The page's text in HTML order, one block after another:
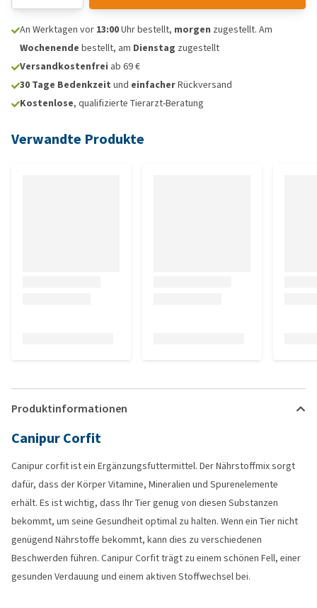
An Werktagen vor 13:00Uhr bestellt, morgen zugestellt. Am
Wochenende bestellt, am Dienstag zugestellt
Versandkostenfrei ab 69 €
30 Tage Bedenkzeit und einfacherRückversand
Kostenlose, qualifizierte Tierarzt-Beratung
Verwandte Produkte
Produktinformationen
Canipur Corfit
Canipur corfit ist ein Ergänzungsfuttermittel. Der Nährstoffmix sorgt
dafür, dass der Körper Vitamine, Mineralien und Spurenelemente
erhält. Es ist wichtig, dass Ihr Tier genug von diesen Substanzen
bekommt, um seine Gesundheit optimal zu halten. Wenn ein Tier nicht
genügend Nährstoffe bekommt, kann dies zu verschiedenen
Beschwerden führen. Canipur Corfit trägt zu einem schönen Fell, einer
gesunden Verdauung und einem aktiven Stoffwechsel bei.